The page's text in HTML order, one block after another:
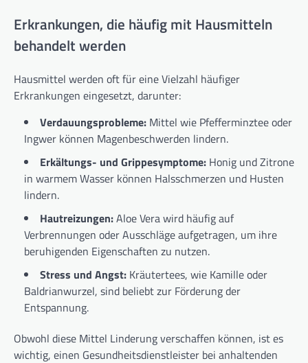
Erkrankungen, die häufig mit Hausmitteln
behandelt werden
Hausmittel werden oft für eine Vielzahl häufiger
Erkrankungen eingesetzt, darunter:
Verdauungsprobleme: Mittel wie Pfefferminztee oder
Ingwer können Magenbeschwerden lindern.
Erkältungs- und Grippesymptome: Honig und Zitrone
in warmem Wasser können Halsschmerzen und Husten
lindern.
Hautreizungen:Aloe Vera wird häufig auf
Verbrennungen oder Ausschläge aufgetragen, um ihre
beruhigenden Eigenschaften zu nutzen.
Stress und Angst: Kräutertees, wie Kamille oder
Baldrianwurzel, sind beliebt zur Förderung der
Entspannung.
Obwohl diese Mittel Linderung verschaffen können, ist es
wichtig, einen Gesundheitsdienstleister bei anhaltenden